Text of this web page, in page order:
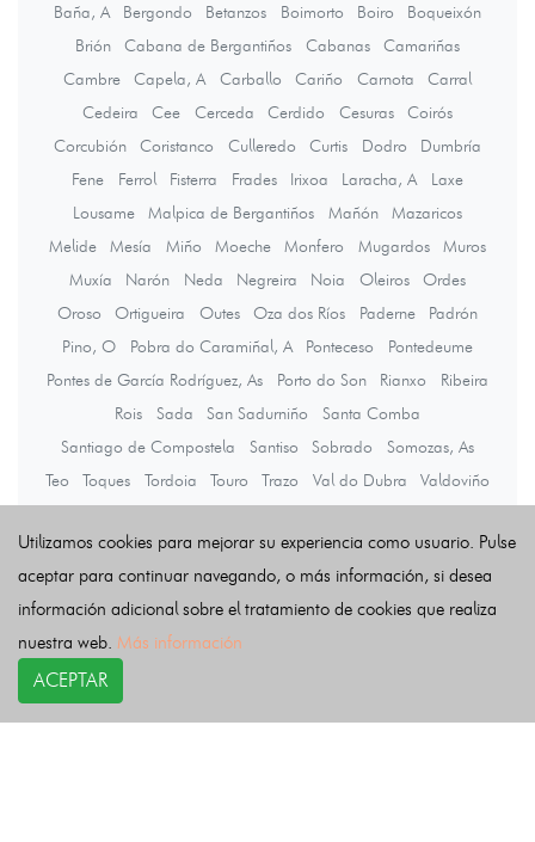
Baña, A
Bergondo Betanzos Boimorto Boiro
Boqueixón
Brión
Cabana de Bergantiños Cabanas
Camariñas
Cambre
Capela, A Carballo Cariño Carnota
Carral
Cedeira
Cee Cerceda Cerdido Cesuras
Coirós
Corcubión
Coristanco Culleredo Curtis Dodro
Dumbría
Fene
Ferrol Fisterra Frades Irixoa Laracha, A
Laxe
Lousame
Malpica de Bergantiños Mañón
Mazaricos
Melide
Mesía Miño Moeche Monfero Mugardos
Muros
Muxía
Narón Neda Negreira Noia Oleiros
Ordes
Oroso
Ortigueira Outes Oza dos Ríos Paderne
Padrón
Pino, O
Pobra do Caramiñal, A Ponteceso
Pontedeume
Pontes de García Rodríguez, As
Porto do Son Rianxo
Ribeira
Rois
Sada San Sadurniño
Santa Comba
Santiago de Compostela
Santiso Sobrado
Somozas, As
Teo
Toques Tordoia Touro Trazo Val do Dubra
Valdoviño
Últimas noticias
Utilizamos cookies para mejorar su experiencia como usuario. Pulse
aceptar para continuar navegando, o más información, si desea
información adicional sobre el tratamiento de cookies que realiza
nuestra web. Más información
ACEPTAR